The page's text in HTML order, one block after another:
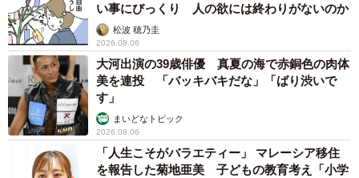
い事にびっくり 人の欲には終わりがないのか
松波 穂乃圭
2026.08.06
大河出演の39歳俳優 真夏の海で赤銅色の肉体
美を連投 「バッキバキだな」「ばり渋いで
す」
まいどなトピック
2026.08.06
「人生こそがバラエティー」 マレーシア移住
を報告した菊地亜美 子どもの教育考え「小学